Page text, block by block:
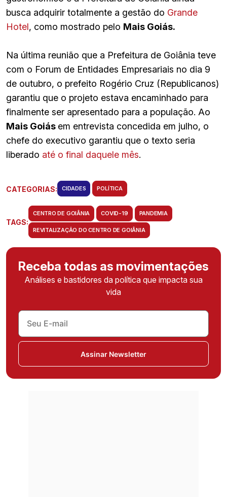
busca adquirir totalmente a gestão do Grande
Hotel, como mostrado pelo Mais Goiás.
Na última reunião que a Prefeitura de Goiânia teve
com o Forum de Entidades Empresariais no dia 9
de outubro, o prefeito Rogério Cruz (Republicanos)
garantiu que o projeto estava encaminhado para
finalmente ser apresentado para a população. Ao
Mais Goiás em entrevista concedida em julho, o
chefe do executivo garantiu que o texto seria
liberado até o final daquele mês.
CATEGORIAS: CIDADES POLÍTICA
TAGS:
CENTRO DE GOIÂNIA COVID-19 PANDEMIA
REVITALIZAÇÃO DO CENTRO DE GOIÂNIA
Receba todas as movimentações
Análises e bastidores da política que impacta sua
vida
Assinar Newsletter